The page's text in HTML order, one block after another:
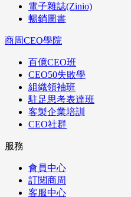
電子雜誌(Zinio)
暢銷圖書
商周CEO學院
百億CEO班
CEO50失敗學
組織領袖班
駐足思考表達班
客製企業培訓
CEO社群
服務
會員中心
訂閱商周
客服中心